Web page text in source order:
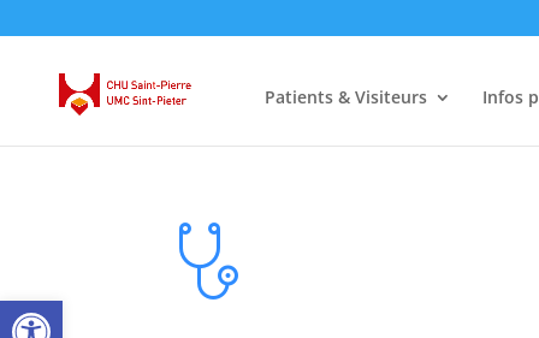
Ouvrir la barre d’outils
Patients & Visiteurs Infos